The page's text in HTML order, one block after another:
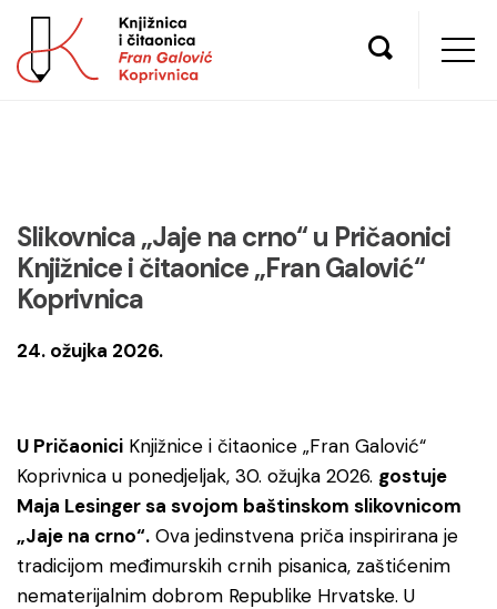
Slikovnica „Jaje na crno“ u Pričaonici
Knjižnice i čitaonice „Fran Galović“
Koprivnica
24. ožujka 2026.
U Pričaonici Knjižnice i čitaonice „Fran Galović“
Koprivnica u ponedjeljak, 30. ožujka 2026. gostuje
Maja Lesinger sa svojom baštinskom slikovnicom
„Jaje na crno“. Ova jedinstvena priča inspirirana je
tradicijom međimurskih crnih pisanica, zaštićenim
nematerijalnim dobrom Republike Hrvatske. U